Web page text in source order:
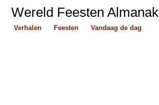
Wereld Feesten Almanak
Verhalen Feesten Vandaag de dag